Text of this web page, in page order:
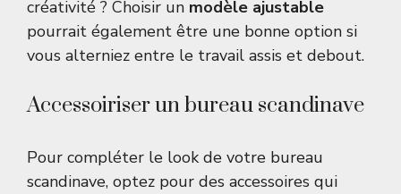
créativité ? Choisir un modèle ajustable
pourrait également être une bonne option si
vous alterniez entre le travail assis et debout.
Accessoiriser un bureau scandinave
Pour compléter le look de votre bureau
scandinave, optez pour des accessoires qui